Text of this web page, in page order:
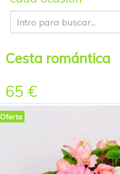
Cesta romántica
65 €
Oferta